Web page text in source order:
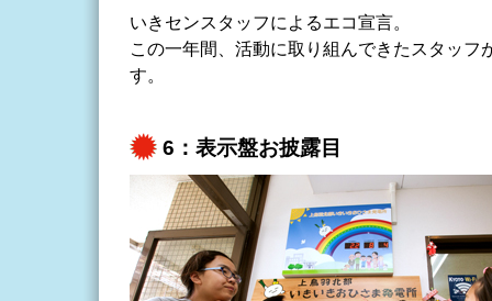
いきセンスタッフによるエコ宣言。
この一年間、活動に取り組んできたスタッフ
す。
6：表示盤お披露目